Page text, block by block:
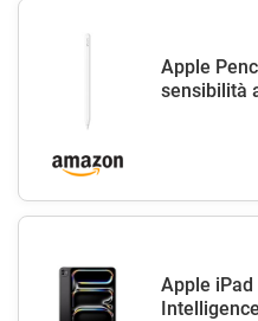
Apple
sensibilità
Apple